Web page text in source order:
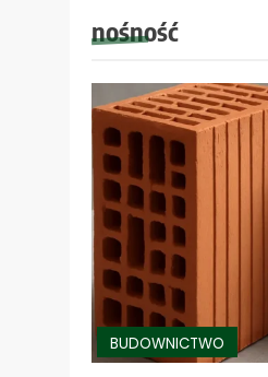
nośność
BUDOWNICTWO